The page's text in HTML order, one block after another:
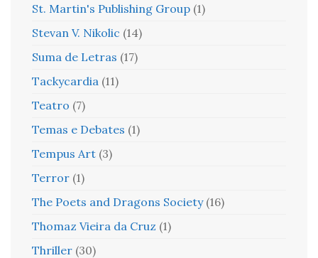
St. Martin's Publishing Group (1)
Stevan V. Nikolic (14)
Suma de Letras (17)
Tackycardia (11)
Teatro (7)
Temas e Debates (1)
Tempus Art (3)
Terror (1)
The Poets and Dragons Society (16)
Thomaz Vieira da Cruz (1)
Thriller (30)